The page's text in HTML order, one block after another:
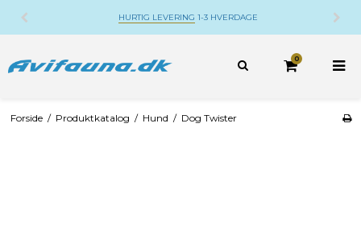
1-3 HVERDAGE DANSK WEBSHOP
0
Forside / Produktkatalog / Hund / Dog Twister